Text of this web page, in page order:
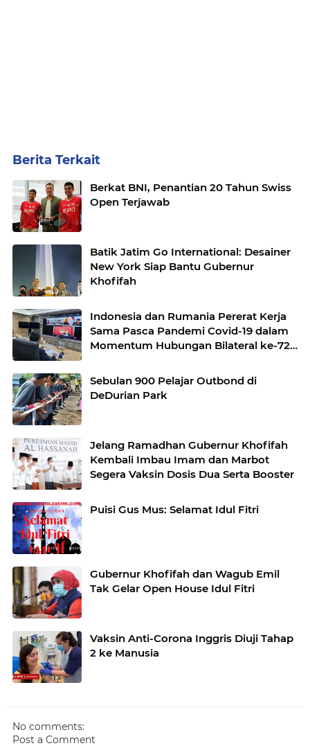
Berita Terkait
Berkat BNI, Penantian 20 Tahun Swiss
Open Terjawab
Batik Jatim Go International: Desainer
New York Siap Bantu Gubernur
Khofifah
Indonesia dan Rumania Pererat Kerja
Sama Pasca Pandemi Covid-19 dalam
Momentum Hubungan Bilateral ke-72
Sebulan 900 Pelajar Outbond di
DeDurian Park
Jelang Ramadhan Gubernur Khofifah
Kembali Imbau Imam dan Marbot
Segera Vaksin Dosis Dua Serta Booster
Puisi Gus Mus: Selamat Idul Fitri
Gubernur Khofifah dan Wagub Emil
Tak Gelar Open House Idul Fitri
Vaksin Anti-Corona Inggris Diuji Tahap
2 ke Manusia
No comments:
Post a Comment